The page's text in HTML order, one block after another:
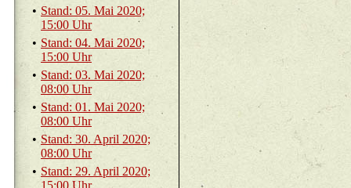
• Stand: 05. Mai 2020;
15:00 Uhr
• Stand: 04. Mai 2020;
15:00 Uhr
• Stand: 03. Mai 2020;
08:00 Uhr
• Stand: 01. Mai 2020;
08:00 Uhr
• Stand: 30. April 2020;
08:00 Uhr
• Stand: 29. April 2020;
15:00 Uhr